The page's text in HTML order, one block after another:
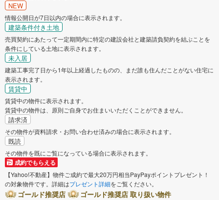
NEW
情報公開日が7日以内の場合に表示されます。
建築条件付き土地
売買契約にあたって一定期間内に特定の建設会社と建築請負契約を結ぶことを
条件にしている土地に表示されます。
未入居
建築工事完了日から1年以上経過したものの、まだ誰も住んだことがない住宅に
表示されます。
賃貸中
賃貸中の物件に表示されます。
賃貸中の物件は、原則ご自身でお住まいいただくことができません。
請求済
その物件が資料請求・お問い合わせ済みの場合に表示されます。
既読
その物件を既にご覧になっている場合に表示されます。
成約でもらえる
【Yahoo!不動産】物件ご成約で最大20万円相当PayPayポイントプレゼント！
の対象物件です。詳細はプレゼント詳細をご覧ください。
ゴールド推奨店
ゴールド推奨店 取り扱い物件